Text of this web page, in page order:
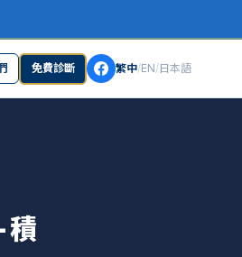
免費診斷 繁中/EN/日本語
積